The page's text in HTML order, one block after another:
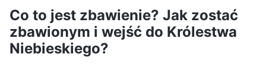
Co to jest zbawienie? Jak zostać
zbawionym i wejść do Królestwa
Niebieskiego?